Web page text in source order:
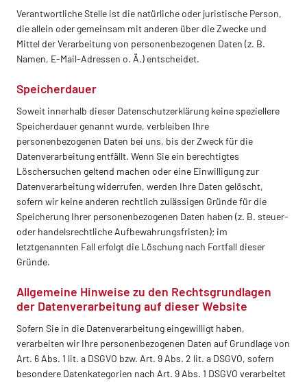
Verantwortliche Stelle ist die natürliche oder juristische Person,
die allein oder gemeinsam mit anderen über die Zwecke und
Mittel der Verarbeitung von personenbezogenen Daten (z. B.
Namen, E-Mail-Adressen o. Ä.) entscheidet.
Speicherdauer
Soweit innerhalb dieser Datenschutzerklärung keine speziellere
Speicherdauer genannt wurde, verbleiben Ihre
personenbezogenen Daten bei uns, bis der Zweck für die
Datenverarbeitung entfällt. Wenn Sie ein berechtigtes
Löschersuchen geltend machen oder eine Einwilligung zur
Datenverarbeitung widerrufen, werden Ihre Daten gelöscht,
sofern wir keine anderen rechtlich zulässigen Gründe für die
Speicherung Ihrer personenbezogenen Daten haben (z. B. steuer-
oder handelsrechtliche Aufbewahrungsfristen); im
letztgenannten Fall erfolgt die Löschung nach Fortfall dieser
Gründe.
Allgemeine Hinweise zu den Rechtsgrundlagen
der Datenverarbeitung auf dieser Website
Sofern Sie in die Datenverarbeitung eingewilligt haben,
verarbeiten wir Ihre personenbezogenen Daten auf Grundlage von
Art. 6 Abs. 1 lit. a DSGVO bzw. Art. 9 Abs. 2 lit. a DSGVO, sofern
besondere Datenkategorien nach Art. 9 Abs. 1 DSGVO verarbeitet